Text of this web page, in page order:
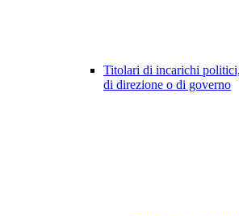
Titolari di incarichi
di direzione o di governo